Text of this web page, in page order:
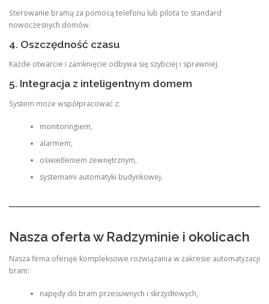
Sterowanie bramą za pomocą telefonu lub pilota to standard
nowoczesnych domów.
4. Oszczędność czasu
Każde otwarcie i zamknięcie odbywa się szybciej i sprawniej.
5. Integracja z inteligentnym domem
System może współpracować z:
monitoringiem,
alarmem,
oświetleniem zewnętrznym,
systemami automatyki budynkowej.
Nasza oferta w Radzyminie i okolicach
Nasza firma oferuje kompleksowe rozwiązania w zakresie automatyzacji
bram:
napędy do bram przesuwnych i skrzydłowych,